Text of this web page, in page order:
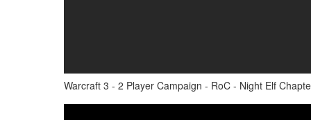
Warcraft 3 - 2 Player Campaign - RoC - Night Elf